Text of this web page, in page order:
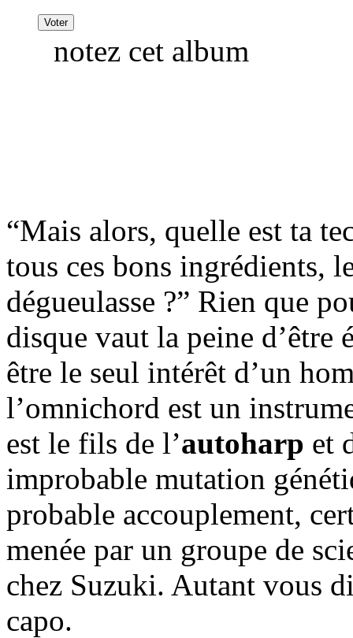
notez cet album
“Mais alors, quelle est ta
tous ces bons ingrédients,
dégueulasse ?” Rien que
disque vaut la peine d’être
être le seul intérêt d’un
l’omnichord est un
est le fils de l’autoharp et
improbable mutation
probable accouplement,
menée par un groupe de
chez Suzuki. Autant vous
capo.